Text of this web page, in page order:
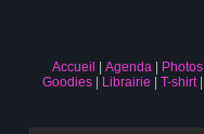
Accueil Agenda Photos
Goodies
Librairie T-shirt